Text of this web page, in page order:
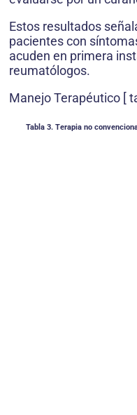
Estos resultados
pacientes con
acuden en primera
reumatólogos.
Manejo Terapéutico [
Tabla 3. Terapia no